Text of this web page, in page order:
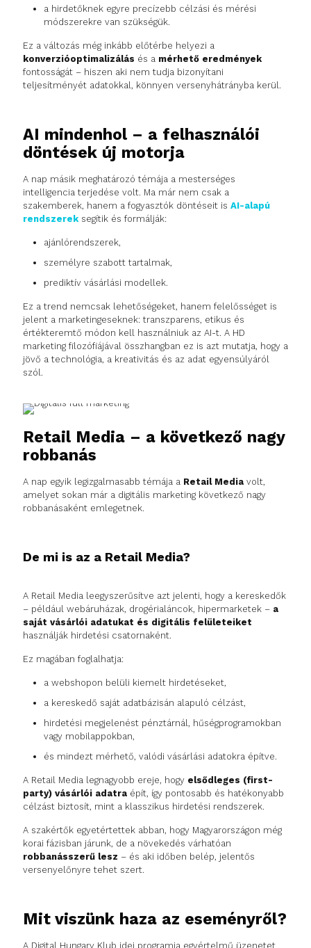
a hirdetőknek egyre precízebb célzási és mérési
módszerekre van szükségük.
Ez a változás még inkább előtérbe helyezi a
konverzióoptimalizálás és a mérhető eredmények
fontosságát – hiszen aki nem tudja bizonyítani
teljesítményét adatokkal, könnyen versenyhátrányba kerül.
AI mindenhol – a felhasználói
döntések új motorja
A nap másik meghatározó témája a mesterséges
intelligencia terjedése volt. Ma már nem csak a
szakemberek, hanem a fogyasztók döntéseit is AI-alapú
rendszerek segítik és formálják:
ajánlórendszerek,
személyre szabott tartalmak,
prediktív vásárlási modellek.
Ez a trend nemcsak lehetőségeket, hanem felelősséget is
jelent a marketingeseknek: transzparens, etikus és
értékteremtő módon kell használniuk az AI-t. A HD
marketing filozófiájával összhangban ez is azt mutatja, hogy a
jövő a technológia, a kreativitás és az adat egyensúlyáról
szól.
Retail Media – a következő nagy
robbanás
A nap egyik legizgalmasabb témája a Retail Media volt,
amelyet sokan már a digitális marketing következő nagy
robbanásaként emlegetnek.
De mi is az a Retail Media?
A Retail Media leegyszerűsítve azt jelenti, hogy a kereskedők
– például webáruházak, drogérialáncok, hipermarketek – a
saját vásárlói adatukat és digitális felületeiket
használják hirdetési csatornaként.
Ez magában foglalhatja:
a webshopon belüli kiemelt hirdetéseket,
a kereskedő saját adatbázisán alapuló célzást,
hirdetési megjelenést pénztárnál, hűségprogramokban
vagy mobilappokban,
és mindezt mérhető, valódi vásárlási adatokra építve.
A Retail Media legnagyobb ereje, hogy elsődleges (first-
party) vásárlói adatra épít, így pontosabb és hatékonyabb
célzást biztosít, mint a klasszikus hirdetési rendszerek.
A szakértők egyetértettek abban, hogy Magyarországon még
korai fázisban járunk, de a növekedés várhatóan
robbanásszerű lesz – és aki időben belép, jelentős
versenyelőnyre tehet szert.
Mit viszünk haza az eseményről?
A Digital Hungary Klub idei programja egyértelmű üzenetet